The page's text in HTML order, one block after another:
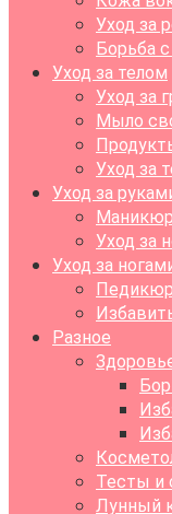
Уход за
Борьба
Уход за телом
Уход за
Мыло
Уход за
Уход за
Маникюр
Уход за
Уход за
Педикюр
Разное
Тесты и
Лунный